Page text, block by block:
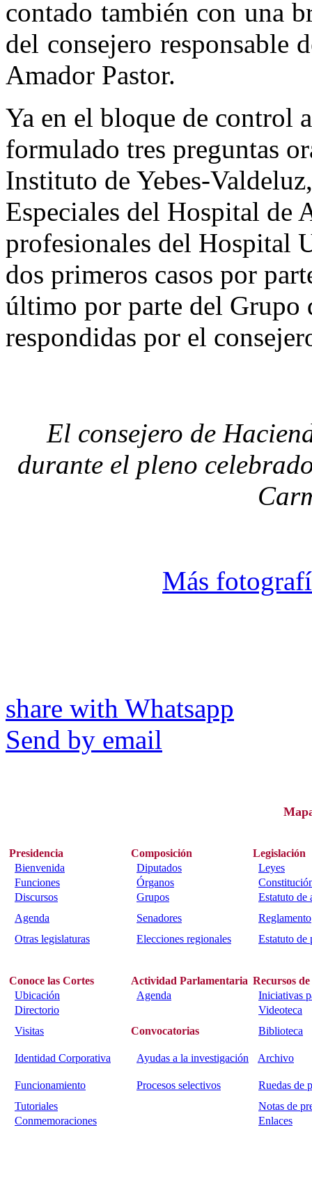
contado también con una
del consejero responsable
Amador Pastor.
Ya en el bloque de control
formulado tres preguntas
Instituto de Yebes-
Especiales del Hospital de
profesionales del Hospital
dos primeros casos por
último por parte del Grupo
respondidas por el
El consejero de
durante el pleno
Más
share with Whatsapp
Send by email
Presidencia Composición
Legislación
Bienvenida
Diputados
Leyes
Funciones
Órganos
Discursos
Grupos
Estatuto de
Agenda
Senadores
Reglamento
Otras legislaturas
Elecciones regionales Estatuto de
Conoce las Cortes Actividad Parlamentaria Recursos
Ubicación
Agenda
Iniciativas
Directorio
Videoteca
Visitas
Convocatorias Biblioteca
Identidad Corporativa Ayudas a la investigación Archivo
Funcionamiento Procesos selectivos
Ruedas de
Tutoriales
Notas de
Conmemoraciones
Enlaces